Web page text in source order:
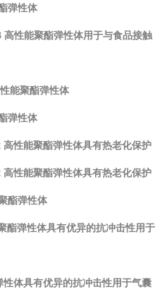
弹性体
性能聚酯弹性体用于与食品接触
能聚酯弹性体
弹性体
性能聚酯弹性体具有热老化保护
性能聚酯弹性体具有热老化保护
酯弹性体
酯弹性体具有优异的抗冲击性用于
体具有优异的抗冲击性用于气囊